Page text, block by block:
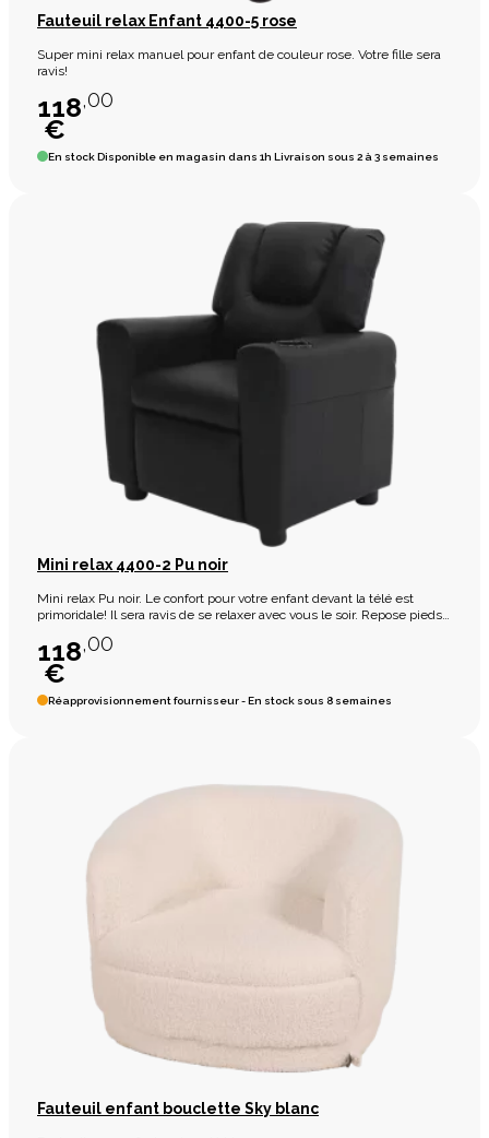
Fauteuil relax Enfant 4400-5 rose
Super mini relax manuel pour enfant de couleur rose. Votre fille sera
ravis!
118,00
€
En stockDisponible en magasin dans 1h Livraison sous 2 à 3 semaines
Mini relax 4400-2 Pu noir
Mini relax Pu noir. Le confort pour votre enfant devant la télé est
primoridale! Il sera ravis de se relaxer avec vous le soir. Repose pieds
118,00
€
Réapprovisionnement fournisseur - En stock sous 8 semaines
Fauteuil enfant bouclette Sky blanc